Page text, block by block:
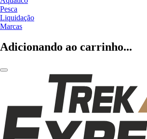
Pesca
Liquidação
Marcas
Adicionando ao carrinho...